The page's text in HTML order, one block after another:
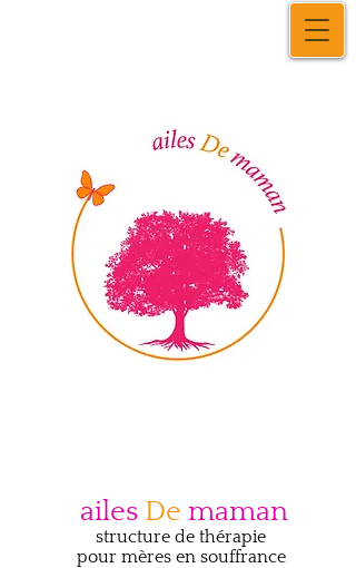
ailes De maman
structure de thérapie
pour mères en souffrance